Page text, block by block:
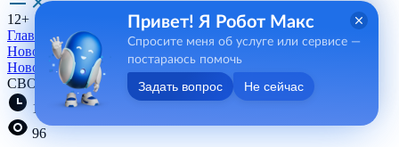
12+
Главная
Новости, пресса, события
Новости
СВОя среда
14:23 29.05.2026
96
Привет! Я Робот Макс
Спросите меня об услуге или сервисе —
постараюсь помочь
Задать вопрос Не сейчас